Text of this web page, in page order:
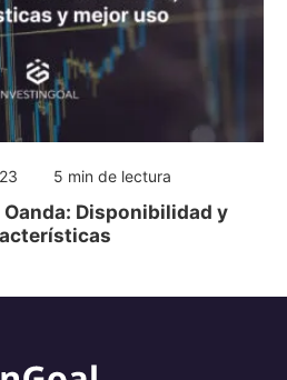
5 min de lectura
Disponibilidad y